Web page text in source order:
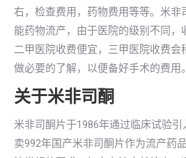
右，检查费用，药物费用等等。米非
能药物流产，由于医院的级别不同，
二甲医院收费便宜，三甲医院收费
做必要的了解，以便备好手术的费用。
关于米非司酮
米非司酮片于1986年通过临床试验
卖992年国产米非司酮片作为流产药